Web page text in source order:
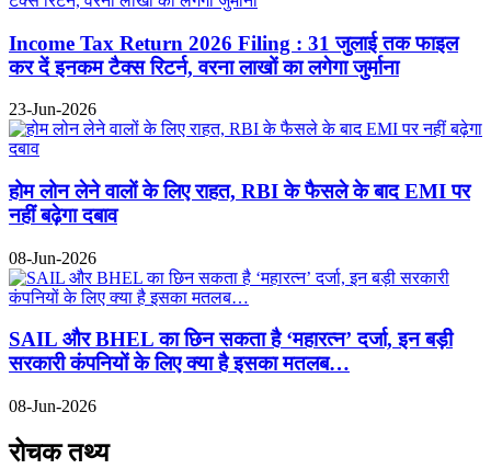
Income Tax Return 2026 Filing : 31 जुलाई तक फाइल
कर दें इनकम टैक्स रिटर्न, वरना लाखों का लगेगा जुर्माना
23-Jun-2026
होम लोन लेने वालों के लिए राहत, RBI के फैसले के बाद EMI पर
नहीं बढ़ेगा दबाव
08-Jun-2026
SAIL और BHEL का छिन सकता है ‘महारत्न’ दर्जा, इन बड़ी
सरकारी कंपनियों के लिए क्या है इसका मतलब…
08-Jun-2026
रोचक तथ्य